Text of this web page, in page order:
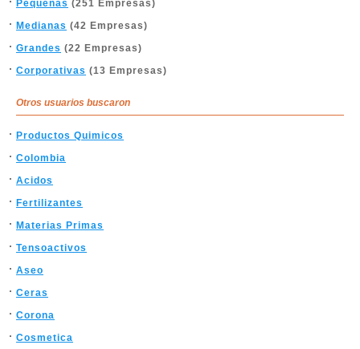
Pequeñas (251 Empresas)
Medianas (42 Empresas)
Grandes (22 Empresas)
Corporativas (13 Empresas)
Otros usuarios buscaron
Productos Quimicos
Colombia
Acidos
Fertilizantes
Materias Primas
Tensoactivos
Aseo
Ceras
Corona
Cosmetica